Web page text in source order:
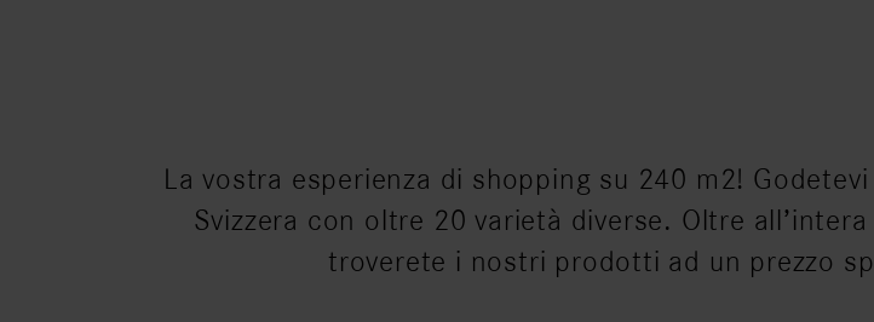
La vostra esperienza di shopping su 240 m2!
Svizzera con oltre 20 varietà diverse. Oltre
troverete i nostri prodotti ad un prezzo